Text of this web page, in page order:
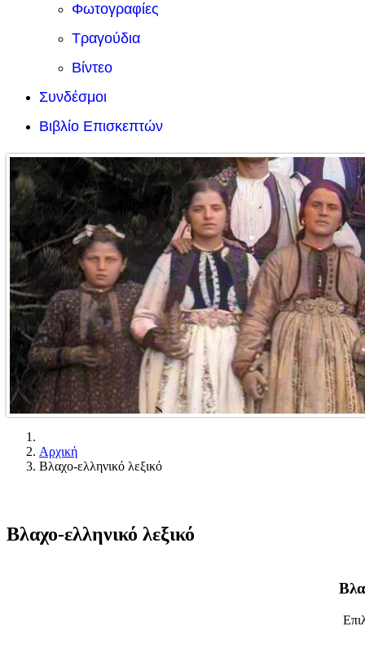
Φωτογραφίες
Τραγούδια
Βίντεο
Συνδέσμοι
Βιβλίο Επισκεπτών
Αρχική
Βλαχο-ελληνικό λεξικό
Βλαχο-ελληνικό λεξικό